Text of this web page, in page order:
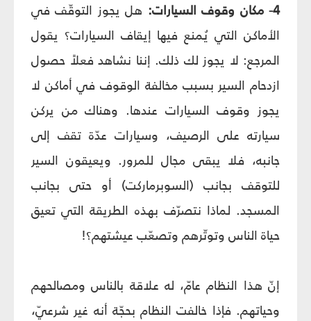
4- مكان وقوف السيارات:
هل يجوز التوقّف في
الأماكن التي يُمنع فيها إيقاف السيارات؟ يقول
المرجع: لا يجوز لك ذلك. إننا نشاهد فعلاً حصول
ازدحام السير بسبب مخالفة الوقوف في أماكن لا
يجوز وقوف السيارات عندها. وهناك من يركن
سيارته على الرصيف، وسيارات عدّة تقف إلى
جانبه، فلا يبقى مجال للمرور. ويعيقون السير
للتوقف بجانب (السوبرماركت) أو حتى بجانب
المسجد. لماذا نتصرّف بهذه الطريقة التي تعيق
حياة الناس وتوتّرهم وتصعّب عيشتهم؟!
إنّ هذا النظام عامّ، له علاقة بالناس ومصالحهم
وحياتهم. فإذا خالفت النظام بحجّة أنه غير شرعيّ،